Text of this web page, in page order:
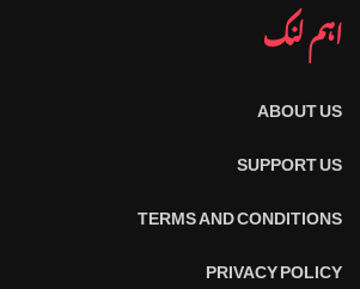
اہم لنک
ABOUT US
SUPPORT US
TERMS AND CONDITIONS
PRIVACY POLICY